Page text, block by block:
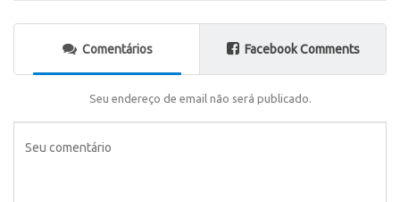
Comentários Facebook Comments
Seu endereço de email não será publicado.